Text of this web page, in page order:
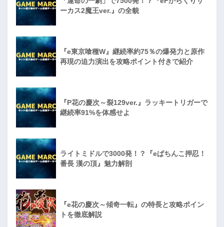
ーカス2魔王ver.』の全貌
『e東京喰種W』継続率約75％の爆発力と原作
再現の迫力演出を攻略ポイント付きで紹介
『P花の慶次～裂129ver.』ラッキートリガーで
継続率91%を体感せよ
ライトミドルで3000発！？『eぱちんこ押忍！
番長 漢の頂』魅力解剖
『e花の慶次～傾奇一転』の特長と攻略ポイン
トを徹底解説